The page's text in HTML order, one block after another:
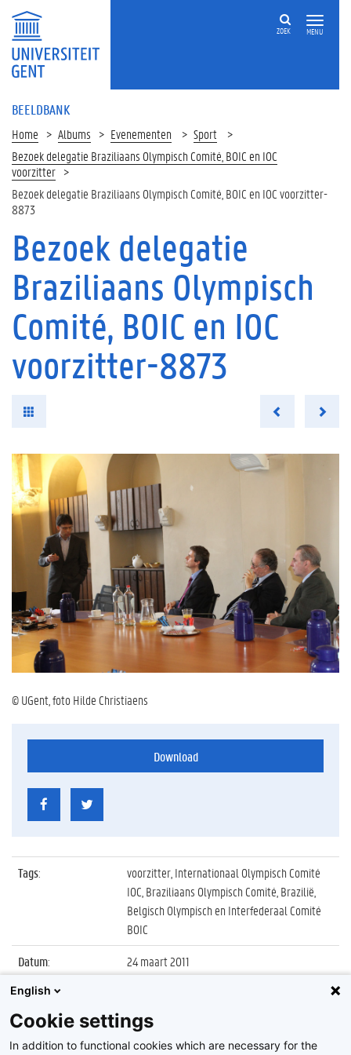
MENU
ZOEK
BEELDBANK
Home Albums Evenementen
Sport
Bezoek delegatie Braziliaans Olympisch Comité, BOIC en IOC
voorzitter
Bezoek delegatie Braziliaans Olympisch Comité, BOIC en IOC voorzitter-
8873
Bezoek delegatie
Braziliaans Olympisch
Comité, BOIC en IOC
voorzitter-8873
© UGent, foto Hilde Christiaens
Download
Tags:
voorzitter, Internationaal Olympisch Comité
IOC, Braziliaans Olympisch Comité, Brazilië,
Belgisch Olympisch en Interfederaal Comité
BOIC
Datum:
24 maart 2011
Identificatienummer
Album:
Bezoek delegatie Braziliaans Olympisch
Comité, BOIC en IOC voorzitter
English
Cookie settings
In addition to functional cookies which are necessary for the